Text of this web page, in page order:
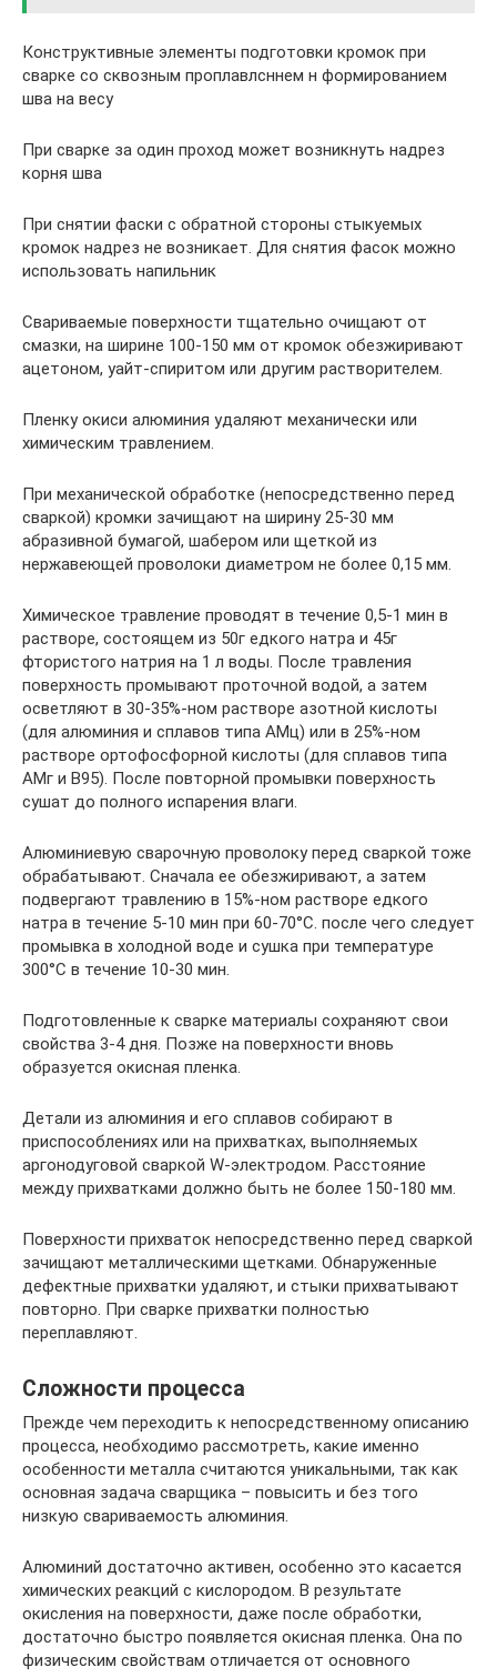
Конструктивные элементы подготовки кромок при
сварке со сквозным проплавлсннем н формированием
шва на весу
При сварке за один проход может возникнуть надрез
корня шва
При снятии фаски с обратной стороны стыкуемых
кромок надрез не возникает. Для снятия фасок можно
использовать напильник
Свариваемые поверхности тщательно очищают от
смазки, на ширине 100-150 мм от кромок обезжиривают
ацетоном, уайт-спиритом или другим растворителем.
Пленку окиси алюминия удаляют механически или
химическим травлением.
При механической обработке (непосредственно перед
сваркой) кромки зачищают на ширину 25-30 мм
абразивной бумагой, шабером или щеткой из
нержавеющей проволоки диаметром не более 0,15 мм.
Химическое травление проводят в течение 0,5-1 мин в
растворе, состоящем из 50г едкого натра и 45г
фтористого натрия на 1 л воды. После травления
поверхность промывают проточной водой, а затем
осветляют в 30-35%-ном растворе азотной кислоты
(для алюминия и сплавов типа АМц) или в 25%-ном
растворе ортофосфорной кислоты (для сплавов типа
АМг и В95). После повторной промывки поверхность
сушат до полного испарения влаги.
Алюминиевую сварочную проволоку перед сваркой тоже
обрабатывают. Сначала ее обезжиривают, а затем
подвергают травлению в 15%-ном растворе едкого
натра в течение 5-10 мин при 60-70°С. после чего следует
промывка в холодной воде и сушка при температуре
300°С в течение 10-30 мин.
Подготовленные к сварке материалы сохраняют свои
свойства 3-4 дня. Позже на поверхности вновь
образуется окисная пленка.
Детали из алюминия и его сплавов собирают в
приспособлениях или на прихватках, выполняемых
аргонодуговой сваркой W-электродом. Расстояние
между прихватками должно быть не более 150-180 мм.
Поверхности прихваток непосредственно перед сваркой
зачищают металлическими щетками. Обнаруженные
дефектные прихватки удаляют, и стыки прихватывают
повторно. При сварке прихватки полностью
переплавляют.
Сложности процесса
Прежде чем переходить к непосредственному описанию
процесса, необходимо рассмотреть, какие именно
особенности металла считаются уникальными, так как
основная задача сварщика – повысить и без того
низкую свариваемость алюминия.
Алюминий достаточно активен, особенно это касается
химических реакций с кислородом. В результате
окисления на поверхности, даже после обработки,
достаточно быстро появляется окисная пленка. Она по
физическим свойствам отличается от основного